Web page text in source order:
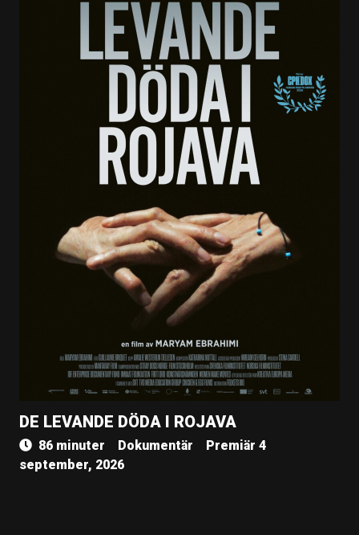
DE LEVANDE DÖDA I ROJAVA
86 minuter Dokumentär
Premiär 4
september, 2026